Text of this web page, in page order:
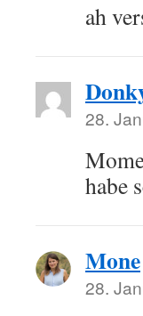
ah
28.
habe
Mone
28.